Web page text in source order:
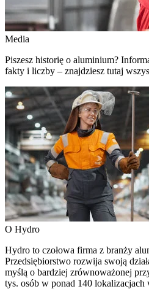
Media
Piszesz historię o aluminium?
fakty i liczby – znajdziesz tutaj
O Hydro
Hydro to czołowa firma z branży
Przedsiębiorstwo rozwija swoją
myślą o bardziej zrównoważonej
tys. osób w ponad 140 lokalizacjach